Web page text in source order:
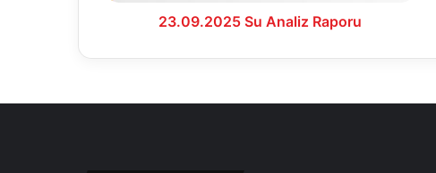
23.09.2025 Su Analiz Raporu